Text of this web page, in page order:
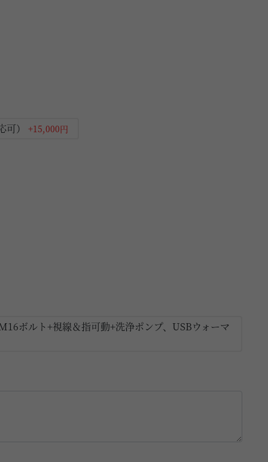
） +15,000円
ボルト+視線＆指可動+洗浄ポンプ、USBウォーマ